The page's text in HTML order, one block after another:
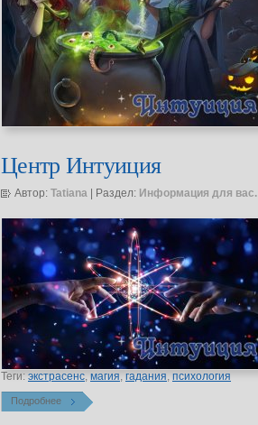
Центр Интуиция
Автор: Tatiana | Раздел: Информация для вас.
Теги: экстрасенс, магия, гадания, психология
Подробнее